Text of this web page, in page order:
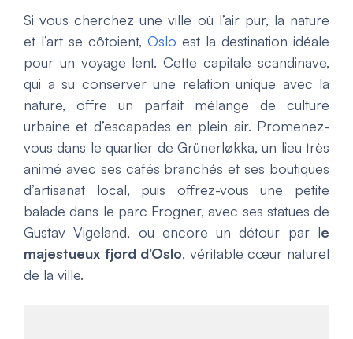
Si vous cherchez une ville où l’air pur, la nature
et l’art se côtoient, Oslo est la destination idéale
pour un voyage lent. Cette capitale scandinave,
qui a su conserver une relation unique avec la
nature, offre un parfait mélange de culture
urbaine et d’escapades en plein air. Promenez-
vous dans le quartier de Grünerløkka, un lieu très
animé avec ses cafés branchés et ses boutiques
d’artisanat local, puis offrez-vous une petite
balade dans le parc Frogner, avec ses statues de
Gustav Vigeland, ou encore un détour par le
majestueux fjord d’Oslo, véritable cœur naturel
de la ville.